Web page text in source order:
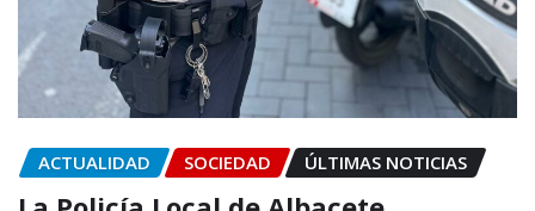
ACTUALIDAD SOCIEDAD ÚLTIMAS NOTICIAS